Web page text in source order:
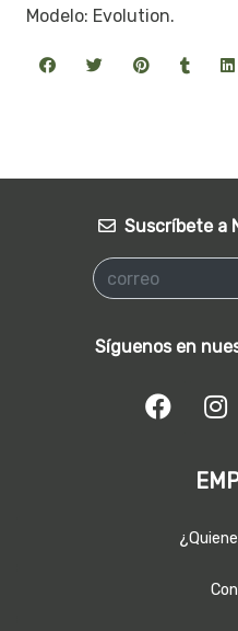
Modelo: Evolution.
Suscríbete a
Síguenos en